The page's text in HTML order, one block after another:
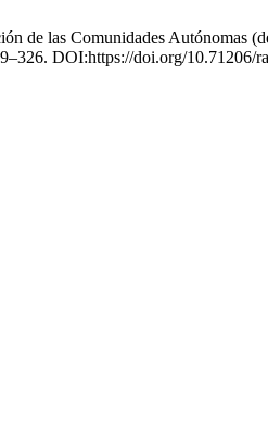
de las Comunidades Autónomas
DOI:https://doi.org/10.71206/